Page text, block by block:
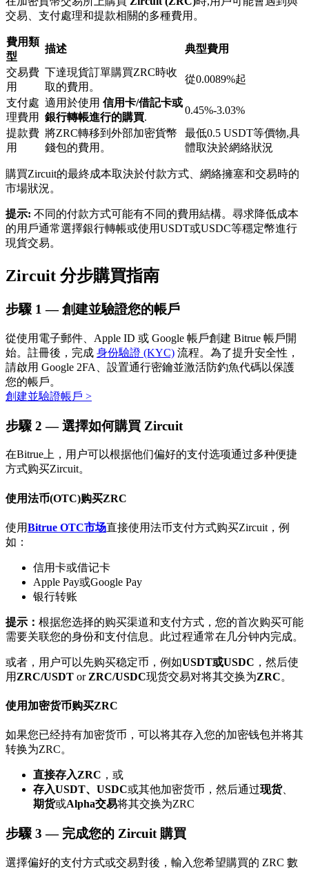
鎖倉BTR
輕鬆獲得多重福利
借貸寶
享受活期理財及長期收益
了解如何賺取穩定收入
Bitrue AI
合夥人計劃
交易、支付處理和提款相關的多種費用。
費用類
型
描述
典型費用
交易費
用
下達現貨訂單購買ZRC時收
取的費用。
從0.0089%起
支付處
理費用
適用於使用 信用卡/借記卡或
銀行轉帳進行的購買.
0.45%-3.03%
提款費
用
將ZRC轉移到外部加密貨幣
錢包的費用。
最低0.5 USDT等價物,具
體取決於網絡狀況
購買Zircuit的最終成本取決於付款方式、網絡擁塞和交易時的
市場狀況。
提示: 不同的付款方式可能有不同的費用結構。尋求降低成本
的用戶通常選擇銀行轉帳或使用USDT或USDC等穩定幣進行
現貨交易。
Zircuit 分步購買指南
步驟 1 —創建並驗證您的帳戶
從使用電子郵件、Apple ID 或 Google 帳戶創建 Bitrue 帳戶開
始。註冊後，完成 身份驗證 (KYC) 流程。為了提升安全性，
請啟用 Google 2FA、設置通行密鑰並激活防釣魚代碼以保護
您的帳戶。
創建並驗證帳戶 >
步驟 2 — 選擇如何購買 Zircuit
在Bitrue上，用户可以根据他们偏好的支付选项通过多种便捷
方式购买Zircuit。
使用法币(OTC)购买ZRC
使用Bitrue OTC市场直接使用法币支付方式购买Zircuit，例
如：
信用卡或借记卡
Apple Pay或Google Pay
银行转账
提示： 根据您选择的购买渠道和支付方式，您的首次购买可能
需要关联您的身份和支付信息。此过程通常在几分钟内完成。
或者，用户可以先购买稳定币，例如USDT或USDC ，然后使
用 ZRC/USDT or ZRC/USDC现货交易对将其交换为ZRC。
使用加密货币购买ZRC
如果您已经持有加密货币，可以将其存入您的加密钱包并将其
转换为ZRC。
直接存入ZRC ，或
存入USDT、USDC或其他加密货币，然后通过现货、
期货或Alpha交易将其交换为ZRC
步驟 3 — 完成您的 Zircuit 購買
選擇偏好的支付方式或交易對後，輸入您希望購買的 ZRC 數